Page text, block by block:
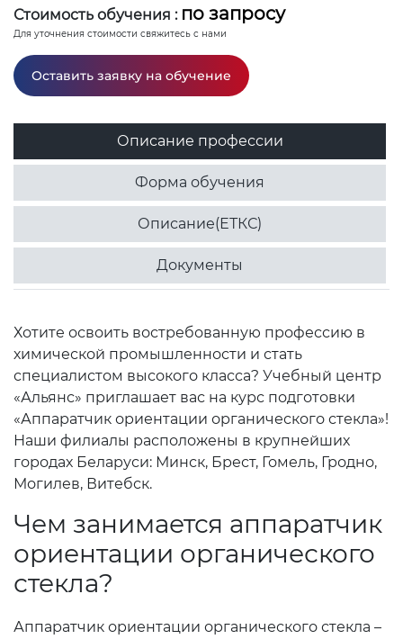
Стоимость обучения : по запросу
Для уточнения стоимости свяжитесь с нами
Оставить заявку на обучение
Описание профессии
Форма обучения
Описание(ЕТКС)
Документы
Хотите освоить востребованную профессию в
химической промышленности и стать
специалистом высокого класса? Учебный центр
«Альянс» приглашает вас на курс подготовки
«Аппаратчик ориентации органического стекла»!
Наши филиалы расположены в крупнейших
городах Беларуси: Минск, Брест, Гомель, Гродно,
Могилев, Витебск.
Чем занимается аппаратчик
ориентации органического
стекла?
Аппаратчик ориентации органического стекла –